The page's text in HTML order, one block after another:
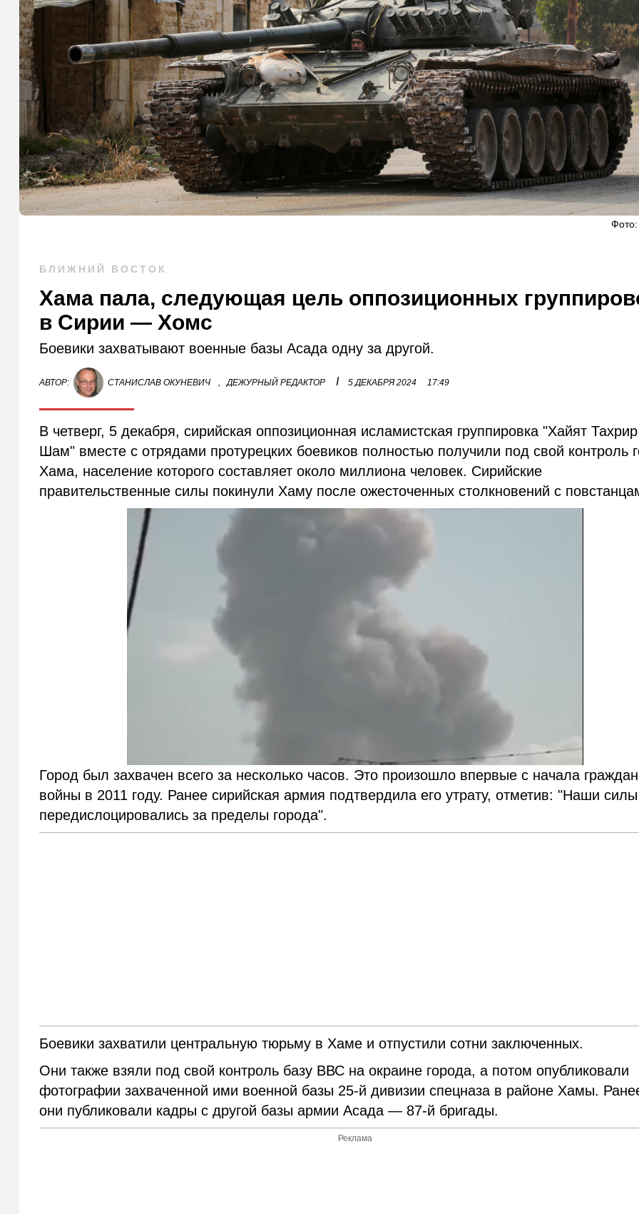
Фото:
БЛИЖНИЙ ВОСТОК
Хама пала, следующая цель оппозиционных
в Сирии — Хомс
Боевики захватывают военные базы Асада одну за другой.
АВТОР: СТАНИСЛАВ ОКУНЕВИЧ , ДЕЖУРНЫЙ РЕДАКТОР I 5 ДЕКАБРЯ 2024 17:49
В четверг, 5 декабря, сирийская оппозиционная исламистская группировка "Хайят
Шам" вместе с отрядами протурецких боевиков полностью получили под свой контроль
Хама, население которого составляет около миллиона человек. Сирийские
правительственные силы покинули Хаму после ожесточенных столкновений с
Город был захвачен всего за несколько часов. Это произошло впервые с начала
войны в 2011 году. Ранее сирийская армия подтвердила его утрату, отметив: "Наши силы
передислоцировались за пределы города".
Боевики захватили центральную тюрьму в Хаме и отпустили сотни заключенных.
Они также взяли под свой контроль базу ВВС на окраине города, а потом опубликовали
фотографии захваченной ими военной базы 25-й дивизии спецназа в районе Хамы.
они публиковали кадры с другой базы армии Асада — 87-й бригады.
Реклама